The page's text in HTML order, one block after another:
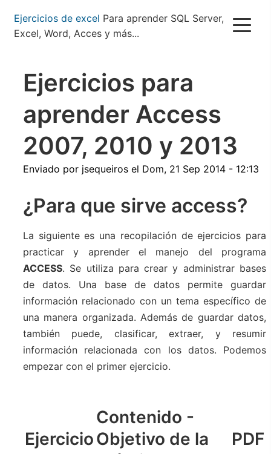
Pasar
contenido
Ejercicios de excel Para aprender SQL Server,
Excel, Word, Acces y más...
Ejercicios para
aprender Access
2007, 2010 y 2013
Enviado por jsequeiros el Dom, 21 Sep 2014 - 12:13
¿Para que sirve access?
La siguiente es una recopilación de ejercicios para
practicar y aprender el manejo del programa
ACCESS. Se utiliza para crear y administrar bases
de datos. Una base de datos permite guardar
información relacionado con un tema específico de
una manera organizada. Además de guardar datos,
también puede, clasificar, extraer, y resumir
información relacionada con los datos. Podemos
empezar con el primer ejercicio.
Ejercicio
Contenido -
Objetivo de la
PDF